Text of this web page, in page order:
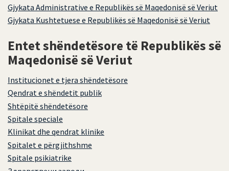
Gjykata Administrative e Republikës së Maqedonisë së Veriut
Gjykata Kushtetuese e Republikës së Maqedonisë së Veriut
Entet shëndetësore të Republikës së
Maqedonisë së Veriut
Institucionet e tjera shëndetësore
Qendrat e shëndetit publik
Shtëpitë shëndetësore
Spitale speciale
Klinikat dhe qendrat klinike
Spitalet e përgjithshme
Spitale psikiatrike